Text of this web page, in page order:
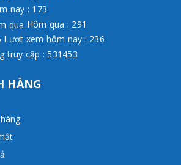
nay : 173
Hôm qua : 291
Lượt xem hôm nay : 236
truy cập : 531453
HÀNG